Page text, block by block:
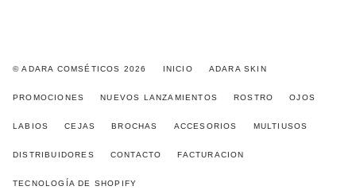
© ADARA COMSÉTICOS 2026 INICIO ADARA SKIN
PROMOCIONES NUEVOS LANZAMIENTOS ROSTRO OJOS
LABIOS CEJAS BROCHAS ACCESORIOS MULTIUSOS
DISTRIBUIDORES CONTACTO FACTURACION
TECNOLOGÍA DE SHOPIFY